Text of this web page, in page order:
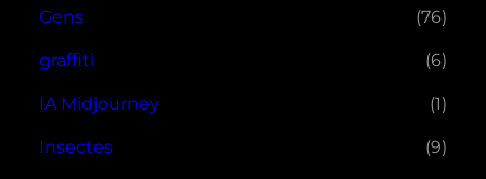
Gens (76)
graffiti (6)
IA Midjourney (1)
Insectes (9)